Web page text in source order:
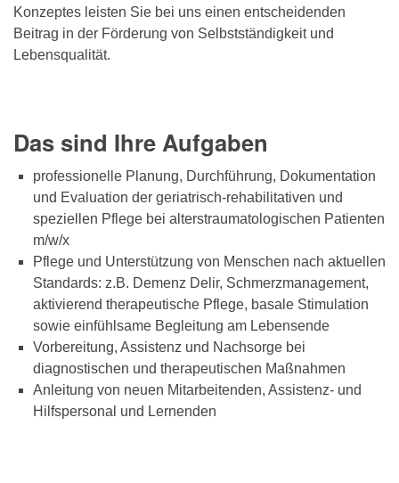
Konzeptes leisten Sie bei uns einen entscheidenden
Beitrag in der Förderung von Selbstständigkeit und
Lebensqualität.
Das sind Ihre Aufgaben
professionelle Planung, Durchführung, Dokumentation
und Evaluation der geriatrisch-rehabilitativen und
speziellen Pflege bei alterstraumatologischen Patienten
m/w/x
Pflege und Unterstützung von Menschen nach aktuellen
Standards: z.B. Demenz Delir, Schmerzmanagement,
aktivierend therapeutische Pflege, basale Stimulation
sowie einfühlsame Begleitung am Lebensende
Vorbereitung, Assistenz und Nachsorge bei
diagnostischen und therapeutischen Maßnahmen
Anleitung von neuen Mitarbeitenden, Assistenz- und
Hilfspersonal und Lernenden